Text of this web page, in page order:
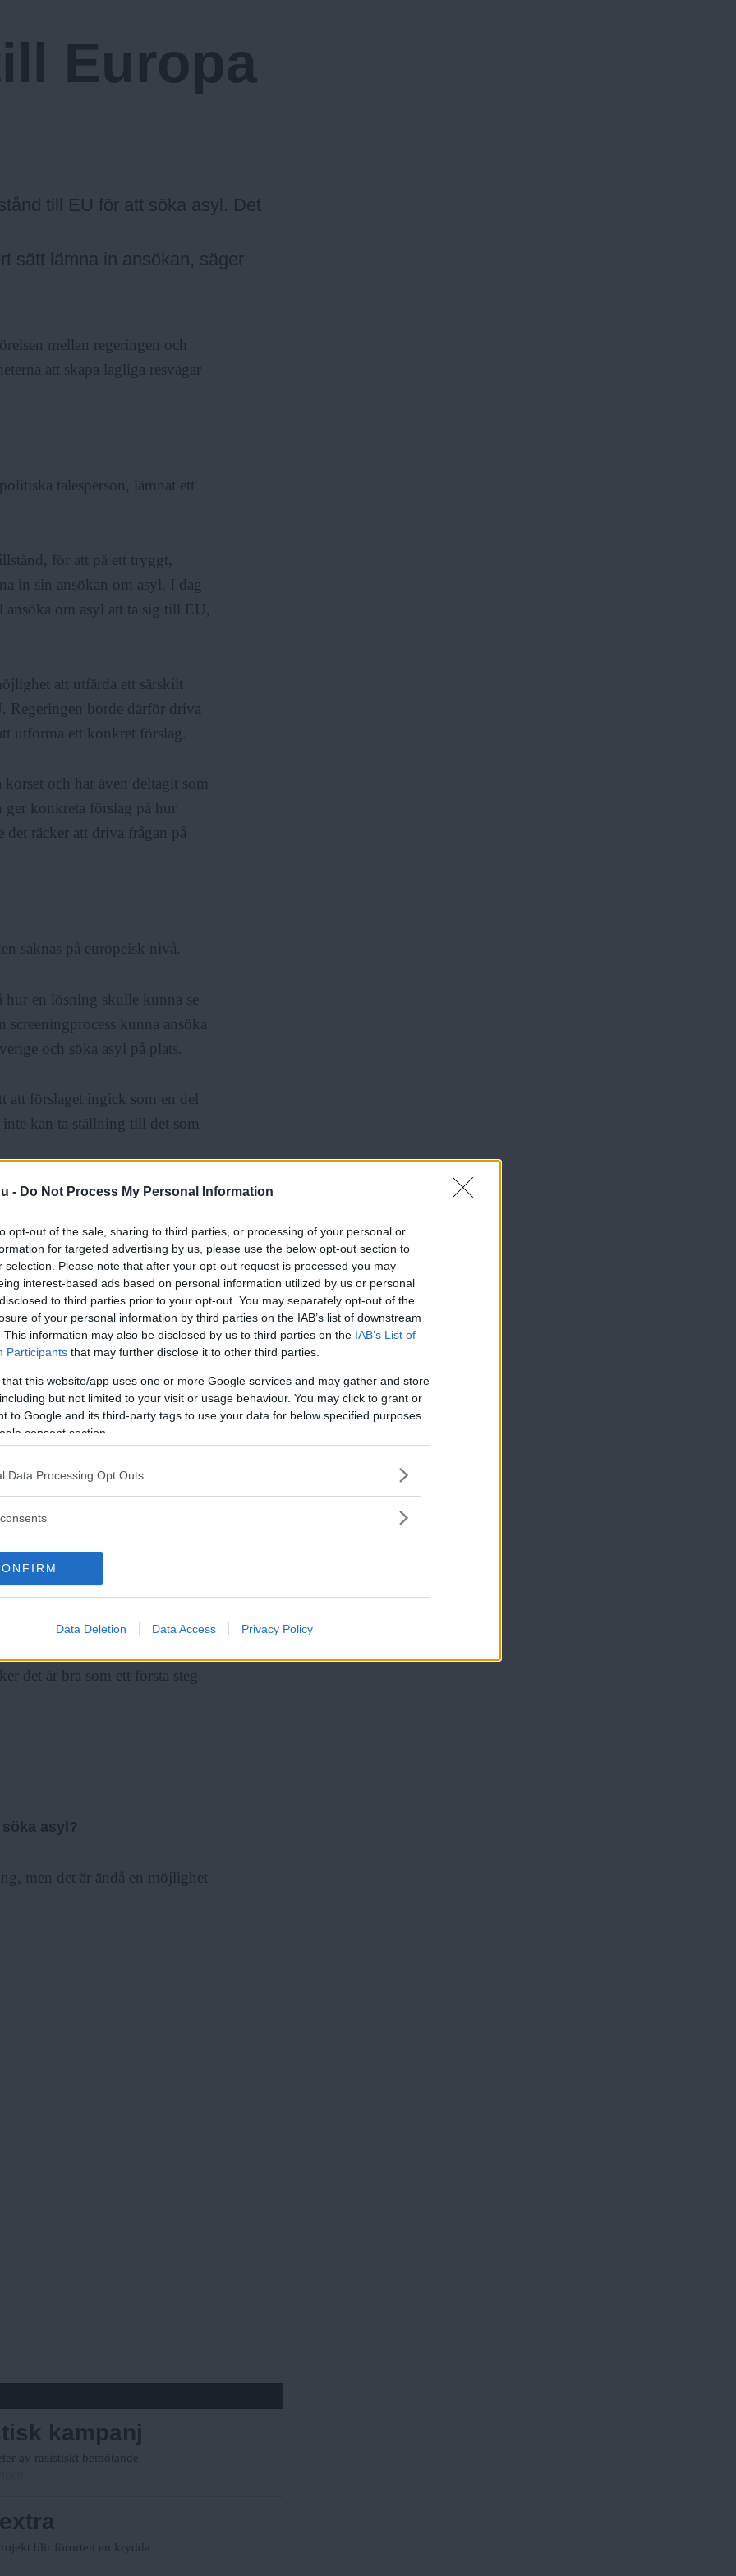
- Do Not Process My Personal Information
opt-out of the sale, sharing to third parties, or processing of your personal or
for targeted advertising by us, please use the below opt-out section to
selection. Please note that after your opt-out request is processed you may
interest-based ads based on personal information utilized by us or personal
to third parties prior to your opt-out. You may separately opt-out of the
of your personal information by third parties on the IAB’s list of downstream
This information may also be disclosed by us to third parties on the IAB’s List of
Participants that may further disclose it to other third parties.
that this website/app uses one or more Google services and may gather and store
but not limited to your visit or usage behaviour. You may click to grant or
to Google and its third-party tags to use your data for below specified purposes
consent section.
Data Processing Opt Outs
Data Deletion Data Access Privacy Policy
Läs Frias efterträdare!
Syreär Sveriges enda gröna dagstidning som
finns både digitalt och i tryck.
Europa
till EU för att söka asyl. Det
sätt lämna in ansökan, säger
mellan regeringen och
att skapa lagliga resvägar
talesperson, lämnat ett
för att på ett tryggt,
in sin ansökan om asyl. I dag
om asyl att ta sig till EU,
att utfärda ett särskilt
Regeringen borde därför driva
utforma ett konkret förslag.
och har även deltagit som
konkreta förslag på hur
räcker att driva frågan på
saknas på europeisk nivå.
en lösning skulle kunna se
kunna ansöka
och söka asyl på plats.
att förslaget ingick som en del
kan ta ställning till det som
vi kunnat införa det i dag.
hon, och tillägger att Sverige
utvärdera en sådan här
EU?
av den garanti om rättsäkerhet
EU kan det till exempel bli
görs istället en första screening
Men det är också något
det är bra som ett första steg
asyl?
men det är ändå en möjlighet
kampanj
av rasistiskt bemötande
blir förorten en krydda